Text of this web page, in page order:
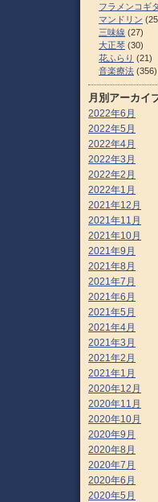
フラメンコギ
マンドリン
三味線 (27)
大正琴 (30)
花ふらり (21)
音楽療法 (356)
月別アーカイ
2022年6月
2022年5月
2022年4月
2022年3月
2022年2月
2022年1月
2021年12月
2021年11月
2021年10月
2021年9月
2021年8月
2021年7月
2021年6月
2021年5月
2021年4月
2021年3月
2021年2月
2021年1月
2020年12月
2020年11月
2020年10月
2020年9月
2020年8月
2020年7月
2020年6月
2020年5月